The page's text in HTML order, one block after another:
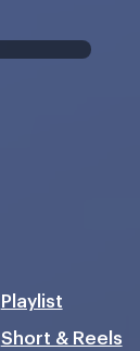
Playlist
Short & Reels